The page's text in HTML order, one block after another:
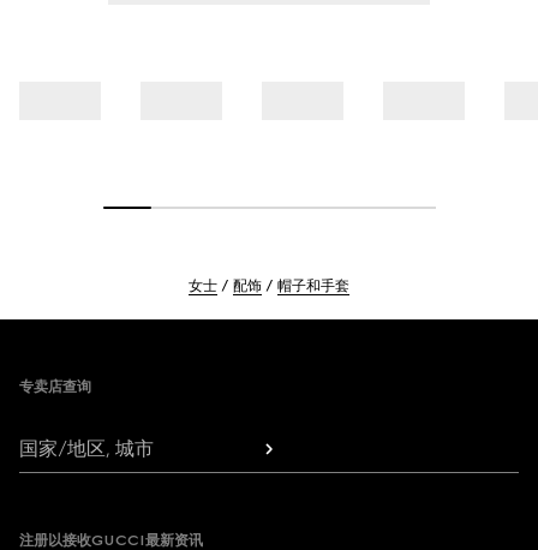
女士 配饰 帽子和手套
专卖店查询
国家/地区, 城市
注册以接收GUCCI最新资讯